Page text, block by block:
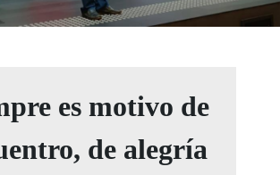
es motivo de
de alegría